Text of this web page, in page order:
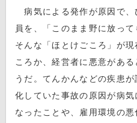
病気による発作が原因で、
員を、「このまま野に放っ
そんな「ほとけごころ」が
ころか、経営者に悪意があ
うだ。てんかんなどの疾患
化していた事故の原因が病
なったことや、雇用環境の